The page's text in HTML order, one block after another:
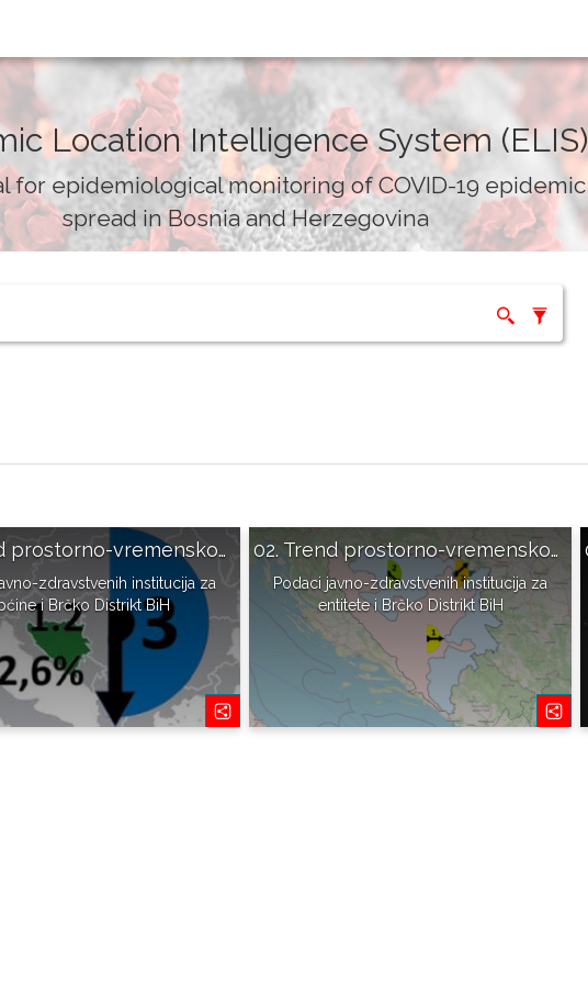
Location Intelligence System (ELIS)
for epidemiological monitoring of COVID-19 epidemic
spread in Bosnia and Herzegovina
01. Trend prostorno-vremenskog širenja COVID-19 u BiH
zdravstvenih institucija za
i Brčko Distrikt BiH
02. Trend prostorno-vremenskog širenja COVID-19 u BiH
Podaci javno-zdravstvenih institucija za
entitete i Brčko Distrikt BiH